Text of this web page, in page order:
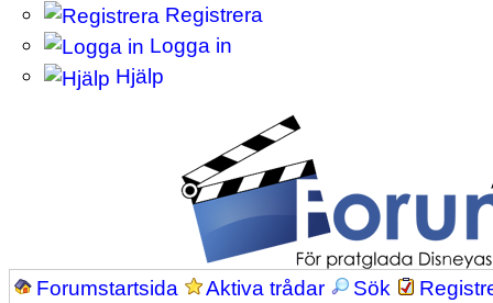
Registrera
Logga in
Hjälp
Forumstartsida Aktiva trådar Sök